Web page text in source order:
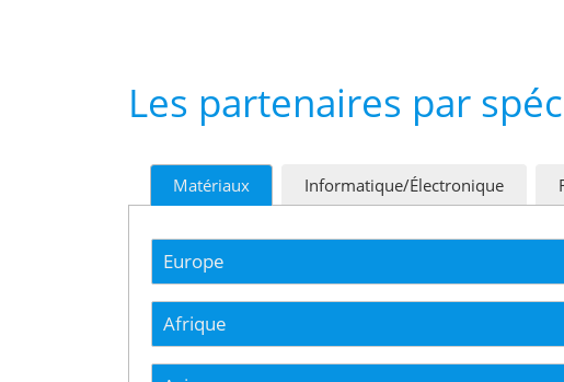
Les partenaires par
Matériaux Informatique/Électronique
Europe
Afrique